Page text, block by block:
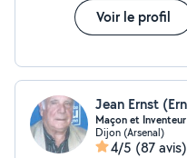
Voir le profil
Maçon et Inventeur
Dijon (Arsenal)
4/5 (87 avis)